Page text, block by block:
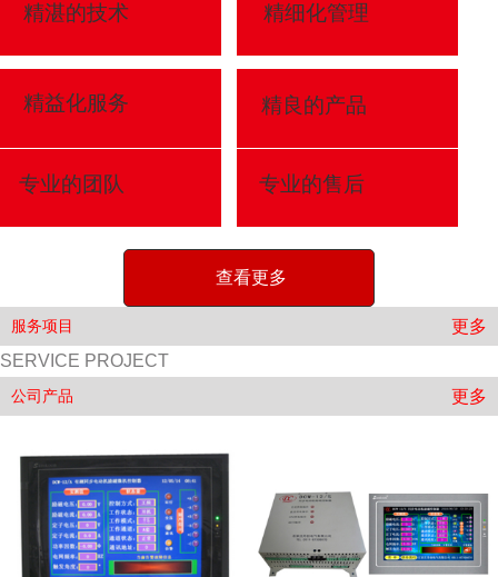
精良的产品
精益化服务
精细化管理
精湛的技术
专业的售后
专业的团队
查看更多
服务项目
更多
SERVICE PROJECT
公司产品 更多